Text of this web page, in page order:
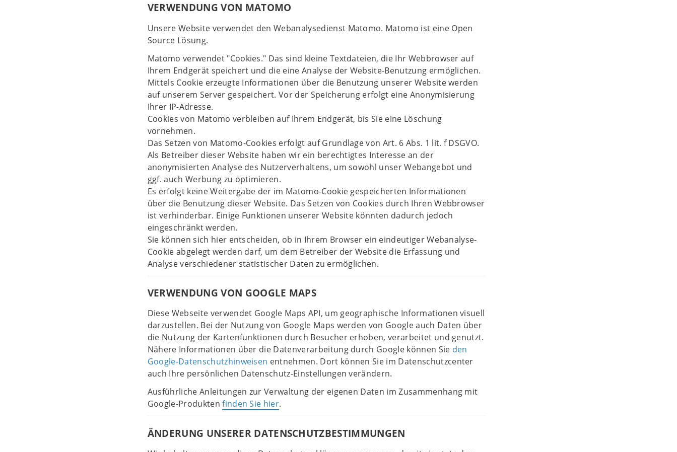
VERWENDUNG VON MATOMO
Unsere Website verwendet den Webanalysedienst Matomo. Matomo ist eine Open
Source Lösung.
Matomo verwendet "Cookies." Das sind kleine Textdateien, die Ihr Webbrowser auf
Ihrem Endgerät speichert und die eine Analyse der Website-Benutzung ermöglichen.
Mittels Cookie erzeugte Informationen über die Benutzung unserer Website werden
auf unserem Server gespeichert. Vor der Speicherung erfolgt eine Anonymisierung
Ihrer IP-Adresse.
Cookies von Matomo verbleiben auf Ihrem Endgerät, bis Sie eine Löschung
vornehmen.
Das Setzen von Matomo-Cookies erfolgt auf Grundlage von Art. 6 Abs. 1 lit. f DSGVO.
Als Betreiber dieser Website haben wir ein berechtigtes Interesse an der
anonymisierten Analyse des Nutzerverhaltens, um sowohl unser Webangebot und
ggf. auch Werbung zu optimieren.
Es erfolgt keine Weitergabe der im Matomo-Cookie gespeicherten Informationen
über die Benutzung dieser Website. Das Setzen von Cookies durch Ihren Webbrowser
ist verhinderbar. Einige Funktionen unserer Website könnten dadurch jedoch
eingeschränkt werden.
Sie können sich hier entscheiden, ob in Ihrem Browser ein eindeutiger Webanalyse-
Cookie abgelegt werden darf, um dem Betreiber der Website die Erfassung und
Analyse verschiedener statistischer Daten zu ermöglichen.
VERWENDUNG VON GOOGLE MAPS
Diese Webseite verwendet Google Maps API, um geographische Informationen visuell
darzustellen. Bei der Nutzung von Google Maps werden von Google auch Daten über
die Nutzung der Kartenfunktionen durch Besucher erhoben, verarbeitet und genutzt.
Nähere Informationen über die Datenverarbeitung durch Google können Sie den
Google-Datenschutzhinweisen entnehmen. Dort können Sie im Datenschutzcenter
auch Ihre persönlichen Datenschutz-Einstellungen verändern.
Ausführliche Anleitungen zur Verwaltung der eigenen Daten im Zusammenhang mit
Google-Produktenfinden Sie hier.
ÄNDERUNG UNSERER DATENSCHUTZBESTIMMUNGEN